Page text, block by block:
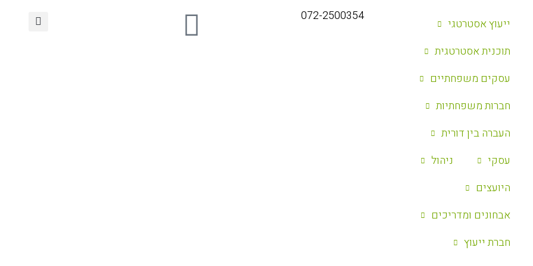
ייעוץ אסטרטגי
‏תוכנית אסטרטגית
עסקים משפחתיים
חברות משפחתיות
העברה בין דורית
עסקי
ניהול
היועצים
אבחונים ומדריכים
חברת ייעוץ
072-2500354